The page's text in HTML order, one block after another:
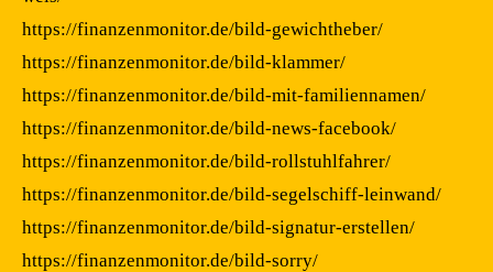
https://finanzenmonitor.de/bild-gewichtheber/
https://finanzenmonitor.de/bild-klammer/
https://finanzenmonitor.de/bild-mit-familiennamen/
https://finanzenmonitor.de/bild-news-facebook/
https://finanzenmonitor.de/bild-rollstuhlfahrer/
https://finanzenmonitor.de/bild-segelschiff-leinwand/
https://finanzenmonitor.de/bild-signatur-erstellen/
https://finanzenmonitor.de/bild-sorry/